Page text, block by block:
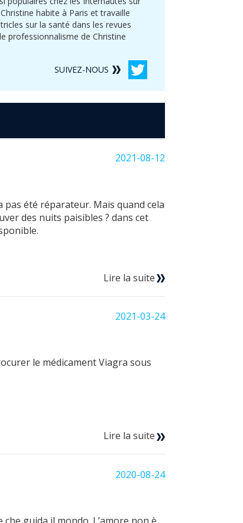
habite à Paris et travaille
sur la santé dans les revues
professionnalisme de Christine
SUIVEZ-NOUS
2021-08-12
été réparateur. Mais quand cela
des nuits paisibles ? dans cet
Lire la suite
2021-03-24
le médicament Viagra sous
Lire la suite
2020-08-24